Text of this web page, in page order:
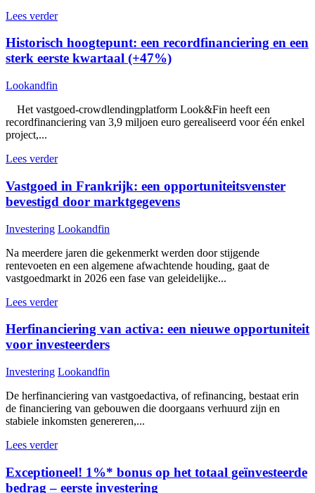
Lees verder
Historisch hoogtepunt: een recordfinanciering en een
sterk eerste kwartaal (+47%)
Lookandfin
Het vastgoed-crowdlendingplatform Look&Fin heeft een
recordfinanciering van 3,9 miljoen euro gerealiseerd voor één enkel
project,...
Lees verder
Vastgoed in Frankrijk: een opportuniteitsvenster
bevestigd door marktgegevens
Investering Lookandfin
Na meerdere jaren die gekenmerkt werden door stijgende
rentevoeten en een algemene afwachtende houding, gaat de
vastgoedmarkt in 2026 een fase van geleidelijke...
Lees verder
Herfinanciering van activa: een nieuwe opportuniteit
voor investeerders
Investering Lookandfin
De herfinanciering van vastgoedactiva, of refinancing, bestaat erin
de financiering van gebouwen die doorgaans verhuurd zijn en
stabiele inkomsten genereren,...
Lees verder
Exceptioneel! 1%* bonus op het totaal geïnvesteerde
bedrag – eerste investering